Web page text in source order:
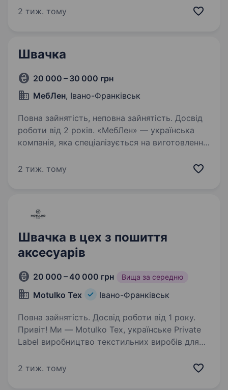
натуральних тканин. Ми розширюємо
2 тиж. тому
Швачка
20 000 – 30 000 грн
МебЛен, Івано-Франківськ
Повна зайнятість, неповна зайнятість. Досвід
роботи від 2 років. «МебЛен» — українська
компанія, яка спеціалізується на виготовленні
Ми створюємо комфортні та стильні рішення
2 тиж. тому
Швачка в цех з пошиття
аксесуарів
20 000 – 40 000 грн Вища за середню
Motulko Tex Івано-Франківськ
Повна зайнятість. Досвід роботи від 1 року.
Привіт! Ми — Motulko Tex, українське Private
Label виробництво текстильних виробів для
працювати, наша команда чекає саме на тебе.
2 тиж. тому